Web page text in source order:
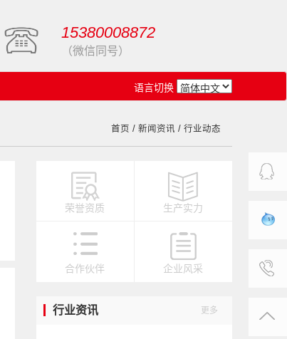
15380008872
（微信同号）
语言切换
首页 / 新闻资讯 / 行业动态
荣誉资质 生产实力
合作伙伴 企业风采
行业资讯 更多